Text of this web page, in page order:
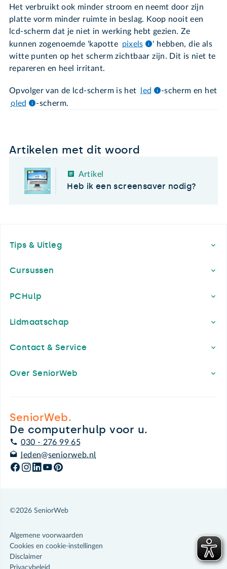
Het verbruikt ook minder stroom en neemt door zijn
platte vorm minder ruimte in beslag. Koop nooit een
lcd-scherm dat je niet in werking hebt gezien. Ze
kunnen zogenoemde 'kapotte pixels
' hebben, die als
witte punten op het scherm zichtbaar zijn. Dit is niet te
repareren en heel irritant.
Opvolger van de lcd-scherm is het led
-scherm en het
oled
-scherm.
Artikelen met dit woord
Artikel
Heb ik een screensaver nodig?
Tips & Uitleg
Cursussen
PCHulp
Lidmaatschap
Contact & Service
Over SeniorWeb
SeniorWeb.
De computerhulp voor u.
030 - 276 99 65
leden@seniorweb.nl
©2026 SeniorWeb
Algemene voorwaarden
Cookies en cookie-instellingen
Disclaimer